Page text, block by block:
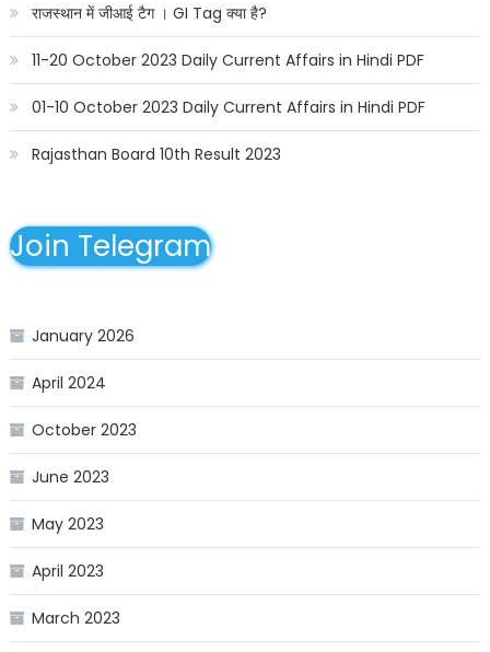
राजस्थान में जीआई टैग । GI Tag क्या है?
11-20 October 2023 Daily Current Affairs in Hindi PDF
01-10 October 2023 Daily Current Affairs in Hindi PDF
Rajasthan Board 10th Result 2023
Join Telegram
January 2026
April 2024
October 2023
June 2023
May 2023
April 2023
March 2023